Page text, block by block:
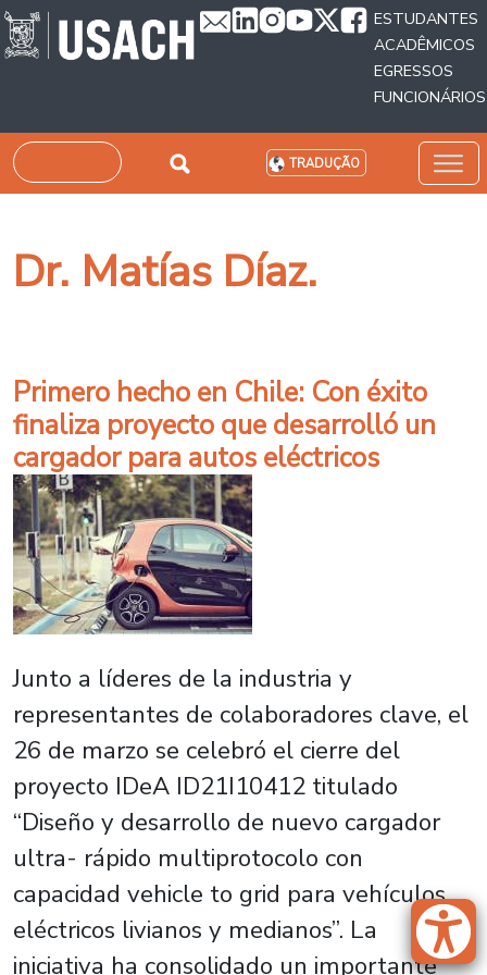
Passar para o conteúdo principal
ESTUDANTES
ACADÊMICOS
EGRESSOS
FUNCIONÁRIOS
Pesquisar TRADUÇÃO
Dr. Matías Díaz.
Primero hecho en Chile: Con éxito
finaliza proyecto que desarrolló un
cargador para autos eléctricos
Junto a líderes de la industria y
representantes de colaboradores clave, el
26 de marzo se celebró el cierre del
proyecto IDeA ID21I10412 titulado
“Diseño y desarrollo de nuevo cargador
ultra- rápido multiprotocolo con
capacidad vehicle to grid para vehículos
eléctricos livianos y medianos”. La
iniciativa ha consolidado un importante